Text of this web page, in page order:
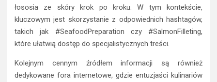
łososia ze skóry krok po kroku. W tym kontekście,
kluczowym jest skorzystanie z odpowiednich hashtagów,
takich jak #SeafoodPreparation czy #SalmonFilleting,
które ułatwią dostęp do specjalistycznych treści.
Kolejnym cennym źródłem informacji są również
dedykowane fora internetowe, gdzie entuzjaści kulinariów